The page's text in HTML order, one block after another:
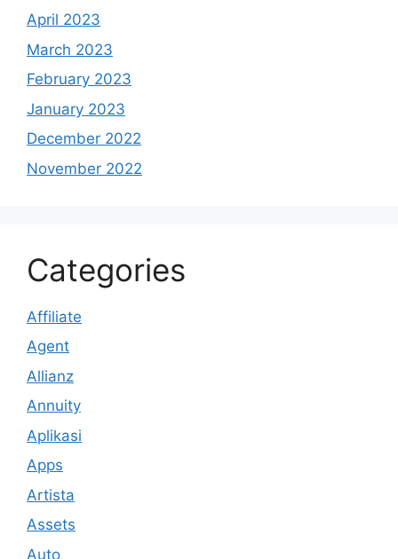
April 2023
March 2023
February 2023
January 2023
December 2022
November 2022
Categories
Affiliate
Agent
Allianz
Annuity
Aplikasi
Apps
Artista
Assets
Auto